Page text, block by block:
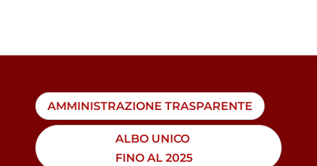
AMMINISTRAZIONE TRASPARENTE
ALBO UNICO
FINO AL 2025